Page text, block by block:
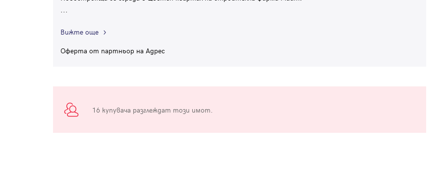
...
Вижте още
Оферта от партньор на Адрес
16 купувача разглеждат този имот.